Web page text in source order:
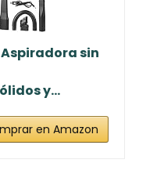
sin
y...
en Amazon